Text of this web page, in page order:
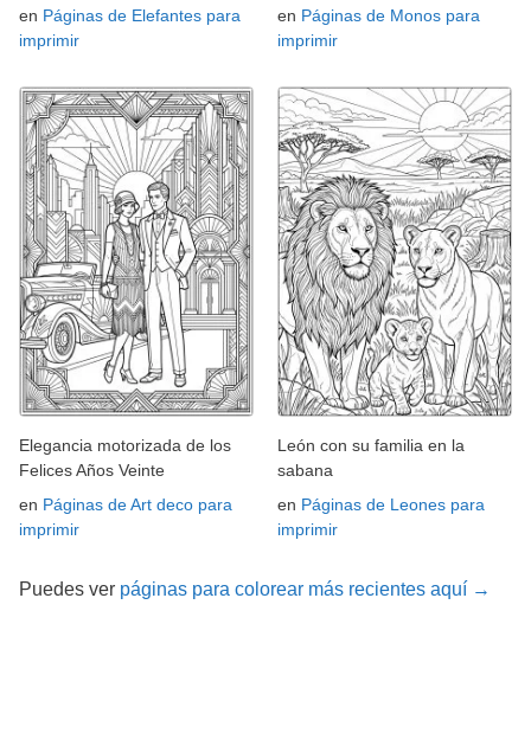
en Páginas de Elefantes para
imprimir
en Páginas de Monos para
imprimir
Elegancia motorizada de los
Felices Años Veinte
en Páginas de Art deco para
imprimir
León con su familia en la
sabana
en Páginas de Leones para
imprimir
Puedes ver páginas para colorear más recientes aquí →